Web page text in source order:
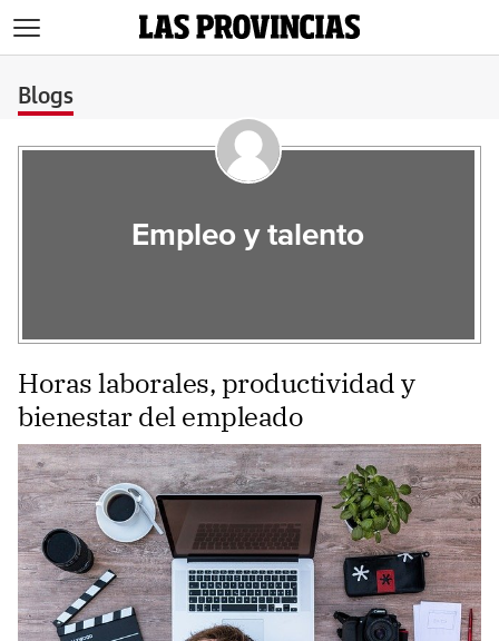
Blogs
Empleo y talento
Horas laborales, productividad y
bienestar del empleado